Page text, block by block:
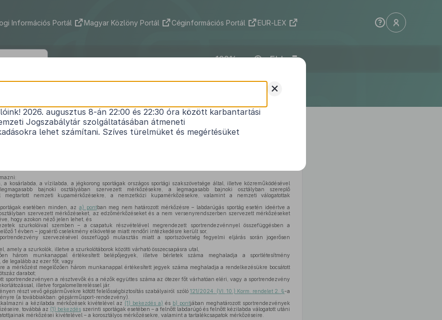
Információs Portál Magyar Közlöny Portál Céginformációs Portál EUR-LEX
ELI
54/2004. (III. 31.) Korm. rendelet
a sportrendezvények biztonságáról
Hatályos: 2024. 06. 25. –
a kosárlabda, a vízilabda, a jégkorong sportágak országos sportági szakszövetsége által, illetve közreműködésével
bajnoki osztályában szervezett mérkőzésekre, a legmagasabb bajnoki osztályban szereplő
megtartott nemzeti kupamérkőzésekre, a nemzetközi kupamérkőzésekre, valamint a nemzeti válogatottak
esetében minden, az a) pontban meg nem határozott mérkőzésre – labdarúgás sportág esetén ideértve a
szervezett mérkőzéseket, az edzőmérkőzéseket és a nem versenyrendszerben szervezett mérkőzéseket
hogy azokon néző jelen lehet, és
szurkolóival szemben – a csapatuk részvételével megrendezett sportrendezvénnyel összefüggésben a
1 évben – jogsértő cselekmény elkövetése miatt rendőri intézkedésre került sor,
szervezésével összefüggő mulasztás miatt a sportszövetség fegyelmi eljárás során jogerősen
amely a szurkolók, illetve a szurkolótáborok közötti várható összecsapásra utal,
három munkanappal értékesített belépőjegyek, illetve bérletek száma meghaladja a sportlétesítmény
de legalább az ezer főt, vagy
a mérkőzést megelőzően három munkanappal értékesített jegyek száma meghaladja a rendelkezésükre bocsátott
darabot;
sportrendezvényen a résztvevők és a nézők együttes száma az ötezer főt várhatóan eléri, vagy a sportrendezvény
illetve forgalomeltereléssel jár.
részt vevő gépjárművekre kötött felelősségbiztosítás szabályairól szóló 121/2024. (VI. 10.) Korm. rendelet 2. §-a
(a továbbiakban: gépjárműsport-rendezvény).
a kézilabda mérkőzések kivételével az (1) bekezdés a) és b) pontjában meghatározott sportrendezvények
továbbá az (1) bekezdésszerinti sportágak esetében – a felnőtt labdarúgó és felnőtt kézilabda válogatott utáni
mérkőzései kivételével – a korosztályos mérkőzésekre, valamint a tartalékcsapatok mérkőzéseire.
+
2026. augusztus 8-án 22:00 és 22:30 óra között karbantartási
Jogszabálytár szolgáltatásában átmeneti
lehet számítani. Szíves türelmüket és megértésüket